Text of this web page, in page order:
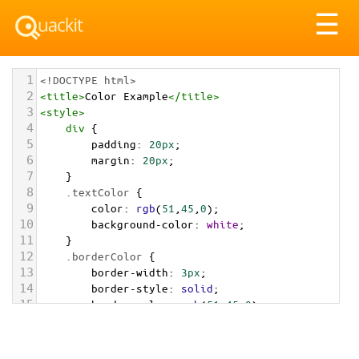
☰
1 <!DOCTYPE html>
2 <title>Color Example</title>
3 <style>
4 div {
5 padding: 20px;
6 margin: 20px;
7 }
8 .textColor {
9 color: rgb(51 45 0);
10 background-color: white;
11 }
12 .borderColor {
13 border-width: 3px;
14 border-style: solid;
15 border-color: rgb(51,45,0);